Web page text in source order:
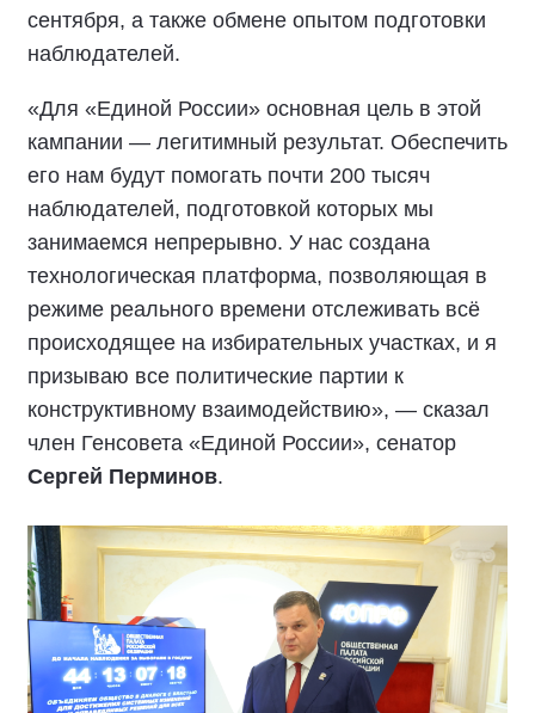
сентября, а также обмене опытом подготовки
наблюдателей.
«Для «Единой России» основная цель в этой
кампании — легитимный результат. Обеспечить
его нам будут помогать почти 200 тысяч
наблюдателей, подготовкой которых мы
занимаемся непрерывно. У нас создана
технологическая платформа, позволяющая в
режиме реального времени отслеживать всё
происходящее на избирательных участках, и я
призываю все политические партии к
конструктивному взаимодействию», — сказал
член Генсовета «Единой России», сенатор
Сергей Перминов.